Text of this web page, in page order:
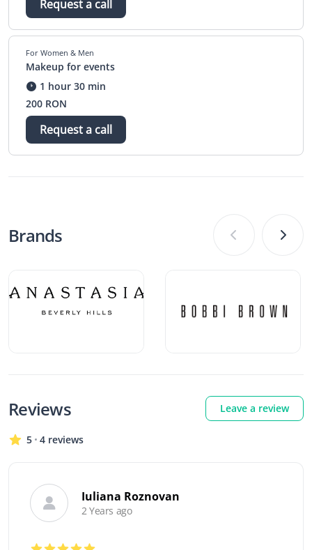
Request a call
For Women & Men
Makeup for events
1 hour 30 min
200 RON
Request a call
Brands
Reviews Leave a review
5 4 reviews
Iuliana Roznovan
2 Years ago